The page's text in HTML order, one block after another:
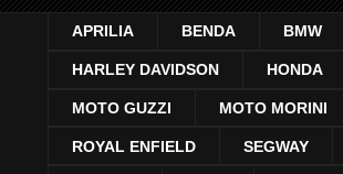
APRILIA BENDA BMW
HARLEY DAVIDSON HONDA
MOTO GUZZI MOTO MORINI
ROYAL ENFIELD SEGWAY